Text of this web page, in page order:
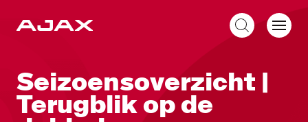
Seizoensoverzicht |
Terugblik op de